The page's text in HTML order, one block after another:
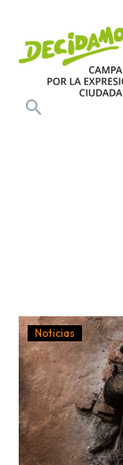
Noticias